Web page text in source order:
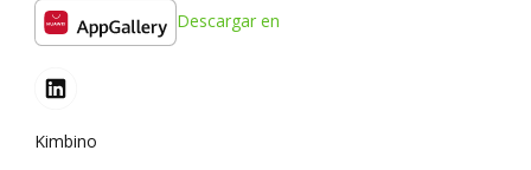
Descargar en
Kimbino